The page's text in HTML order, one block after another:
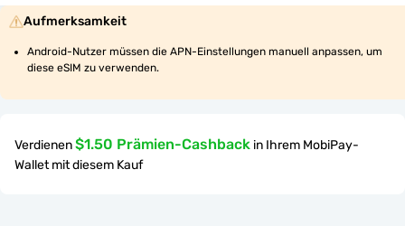
Aufmerksamkeit
Android-Nutzer müssen die APN-Einstellungen manuell anpassen, um
diese eSIM zu verwenden.
Verdienen$1.50 Prämien-Cashback in Ihrem MobiPay-
Wallet mit diesem Kauf